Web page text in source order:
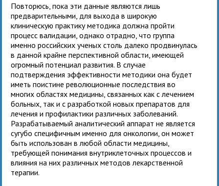
Повторюсь, пока эти данные являются лишь
предварительными, для выхода в широкую
клиническую практику методика должна пройти
процесс валидации, однако отрадно, что группа
именно российских ученых столь далеко продвинулась
в данной крайне перспективной области, имеющей
огромный потенциал развития. В случае
подтверждения эффективности методики она будет
иметь поистине революционные последствия во
многих областях медицины, связанных как с лечением
больных, так и с разработкой новых препаратов для
лечения и профилактики различных заболеваний.
Разрабатываемый аналитический аппарат не является
сугубо специфичным именно для онкологии, он может
быть использован в любой области медицины,
требующей понимания внутриклеточных процессов и
влияния на них различных методов лекарственной
терапии.